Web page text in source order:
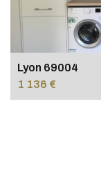
Lyon 69004
1 136 €